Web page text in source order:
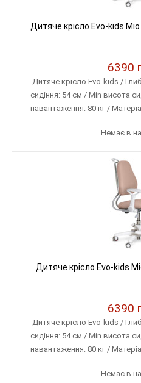
Дитяче крісло Evo-kids
6390
Дитяче крісло Evo-kids /
сидіння: 54 см / Min висота
навантаження: 80 кг /
Немає в
Дитяче крісло Evo-kids
6390
Дитяче крісло Evo-kids /
сидіння: 54 см / Min висота
навантаження: 80 кг /
Немає в